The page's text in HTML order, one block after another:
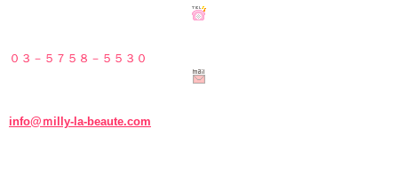
０３－５７５８－５ ５３０
info@ｍilly-la-beaute.com